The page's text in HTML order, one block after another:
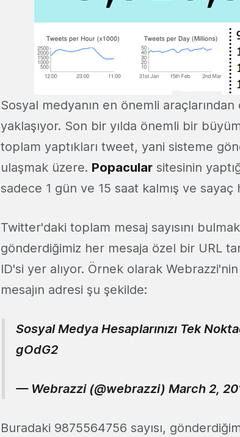
Sosyal medyanın en önemli araçlarından
yaklaşıyor. Son bir yılda önemli bir
toplam yaptıkları tweet, yani sisteme
ulaşmak üzere. Popacular sitesinin
sadece 1 gün ve 15 saat kalmış ve
Twitter'daki toplam mesaj sayısını
gönderdiğimiz her mesaja özel bir URL
ID'si yer alıyor. Örnek olarak
mesajın adresi şu şekilde:
Sosyal Medya Hesaplarınızı Tek
gOdG2
— Webrazzi (@webrazzi) March 2,
Buradaki 9875564756 sayısı,